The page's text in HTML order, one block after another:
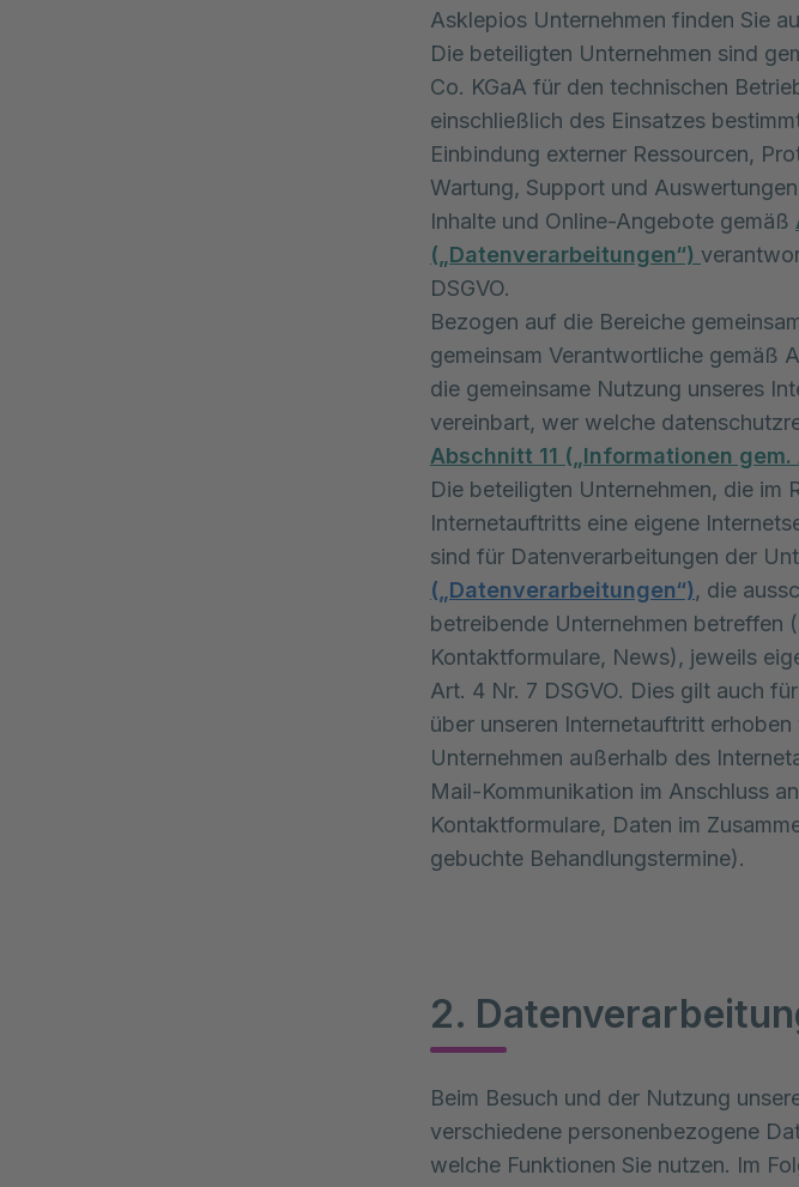
Asklepios Unternehmen finden Sie
Die beteiligten Unternehmen sind
Co. KGaA für den technischen
einschließlich des Einsatzes
Einbindung externer Ressourcen,
Wartung, Support und
Inhalte und Online-Angebote gemäß
(„Datenverarbeitungen“)
DSGVO.
Bezogen auf die Bereiche
gemeinsam Verantwortliche gemäß
die gemeinsame Nutzung unseres
vereinbart, wer welche
Abschnitt 11 („Informationen gem.
Die beteiligten Unternehmen, die im
Internetauftritts eine eigene
sind für Datenverarbeitungen der
(„Datenverarbeitungen“), die
betreibende Unternehmen betreffen
Kontaktformulare, News), jeweils
Art. 4 Nr. 7 DSGVO. Dies gilt auch
über unseren Internetauftritt
Unternehmen außerhalb des
Mail-Kommunikation im Anschluss
Kontaktformulare, Daten im
gebuchte Behandlungstermine).
2.
Beim Besuch und der Nutzung
verschiedene personenbezogene
welche Funktionen Sie nutzen. Im